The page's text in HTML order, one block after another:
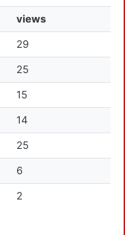
views
29
25
15
14
25
6
2